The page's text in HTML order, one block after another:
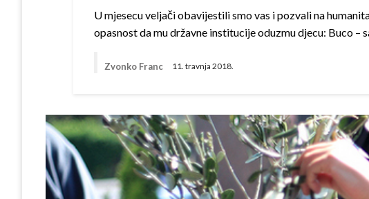
U mjesecu veljači obavijestili smo vas i pozvali na
opasnost da mu državne institucije oduzmu djecu: Buco
Zvonko Franc 11. travnja 2018.